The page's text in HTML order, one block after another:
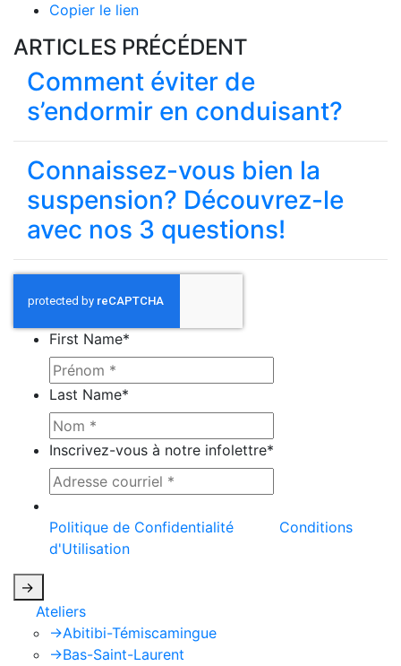
Copier le lien
ARTICLES PRÉCÉDENT
Comment éviter de
s’endormir en conduisant?
Connaissez-vous bien la
suspension? Découvrez-le
avec nos 3 questions!
First Name*
Last Name*
Inscrivez-vous à notre infolettre*
Politique de Confidentialité
Conditions
d'Utilisation
->
Ateliers
->Abitibi-Témiscamingue
->Bas-Saint-Laurent